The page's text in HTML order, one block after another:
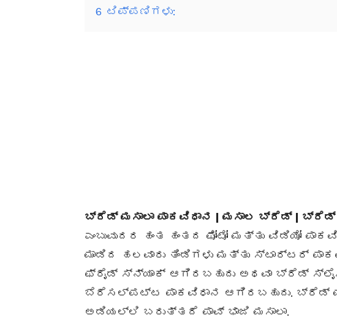
6 ಟಿಪ್ಪಣಿಗಳು:
ಬ್ರೆಡ್ ಮಸಾಲಾ ಪಾಕವಿಧಾನ | ಮಸಾಲ ಬ್ರೆಡ್ | ಬ್ರೆಡ್
ಎಂಬುವುದರ ಹಂತ ಹಂತದ ಫೋಟೋ ಮತ್ತು ವಿಡಿಯೋ
ಮಾಡಿದ ಹಲವಾರು ತಿಂಡಿಗಳು ಮತ್ತು ಸ್ಟಾರ್ಟರ್
ಫ್ರೈಡ್ ಸ್ನ್ಯಾಕ್ ಆಗಿರಬಹುದು ಅಥವಾ ಬ್ರೆಡ್
ಬೆರೆಸಲ್ಪಟ್ಟ ಪಾಕವಿಧಾನ ಆಗಿರಬಹುದು. ಬ್ರೆಡ್
ಅಡಿಯಲ್ಲಿ ಬರುತ್ತದೆ ಪಾವ್ ಭಾಜಿ ಮಸಾಲಾ.